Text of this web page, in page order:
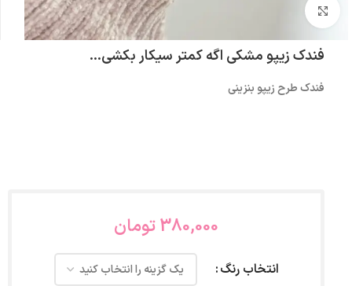
بزرگنمایی تصویر
فندک زیپو مشکی اگه کمتر سیکار بکشی…
فندک طرح زیپو بنزینی
380,000تومان
انتخاب رنگ